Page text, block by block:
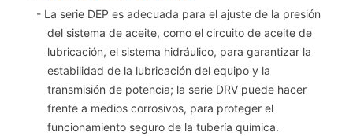
- La serie DEP es adecuada para el ajuste de la presión
del sistema de aceite, como el circuito de aceite de
lubricación, el sistema hidráulico, para garantizar la
estabilidad de la lubricación del equipo y la
transmisión de potencia; la serie DRV puede hacer
frente a medios corrosivos, para proteger el
funcionamiento seguro de la tubería química.